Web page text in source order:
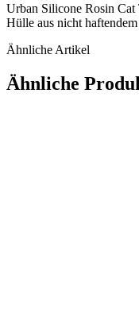
Urban Silicone Rosin
Hülle aus nicht
Ähnliche Artikel
Ähnliche